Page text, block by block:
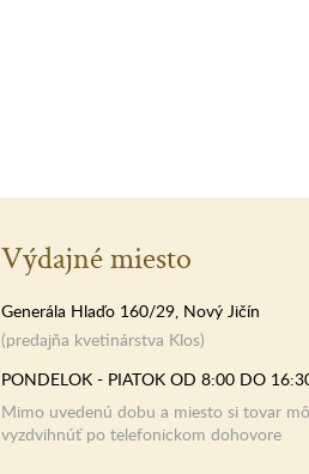
Výdajné miesto
Generála Hlaďo 160/29, Nový Jičín
(predajňa kvetinárstva Klos)
PONDELOK - PIATOK OD 8:00 DO
Mimo uvedenú dobu a miesto si tovar
vyzdvihnúť po telefonickom dohovore